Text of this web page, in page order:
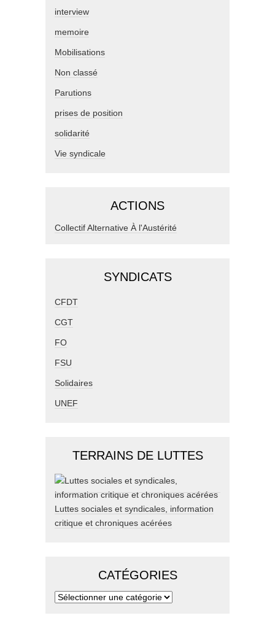
interview
memoire
Mobilisations
Non classé
Parutions
prises de position
solidarité
Vie syndicale
ACTIONS
Collectif Alternative À l'Austérité
SYNDICATS
CFDT
CGT
FO
FSU
Solidaires
UNEF
TERRAINS DE LUTTES
Luttes sociales et syndicales, information
critique et chroniques acérées
CATÉGORIES